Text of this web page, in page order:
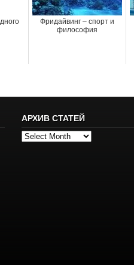
Фридайвинг – спорт и
философия
АРХИВ СТАТЕЙ
Архив